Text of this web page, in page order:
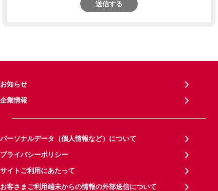
送信する
お知らせ
企業情報
パーソナルデータ（個人情報など）について
プライバシーポリシー
サイトご利用にあたって
お客さまご利用端末からの情報の外部送信について